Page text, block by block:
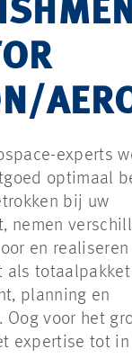
experts
optimaal
bij uw
nemen
en realiseren
als
planning en
Oog voor het
expertise tot